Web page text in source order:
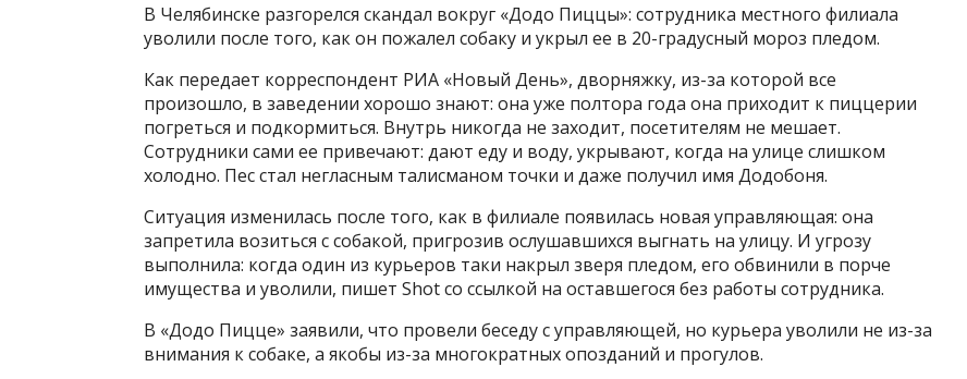
В Челябинске разгорелся скандал вокруг «Додо Пиццы»: сотрудника местного филиала
уволили после того, как он пожалел собаку и укрыл ее в 20-градусный мороз пледом.
Как передает корреспондент РИА «Новый День», дворняжку, из-за которой все
произошло, в заведении хорошо знают: она уже полтора года она приходит к пиццерии
погреться и подкормиться. Внутрь никогда не заходит, посетителям не мешает.
Сотрудники сами ее привечают: дают еду и воду, укрывают, когда на улице слишком
холодно. Пес стал негласным талисманом точки и даже получил имя Додобоня.
Ситуация изменилась после того, как в филиале появилась новая управляющая: она
запретила возиться с собакой, пригрозив ослушавшихся выгнать на улицу. И угрозу
выполнила: когда один из курьеров таки накрыл зверя пледом, его обвинили в порче
имущества и уволили, пишет Shot со ссылкой на оставшегося без работы сотрудника.
В «Додо Пицце» заявили, что провели беседу с управляющей, но курьера уволили не из-за
внимания к собаке, а якобы из-за многократных опозданий и прогулов.